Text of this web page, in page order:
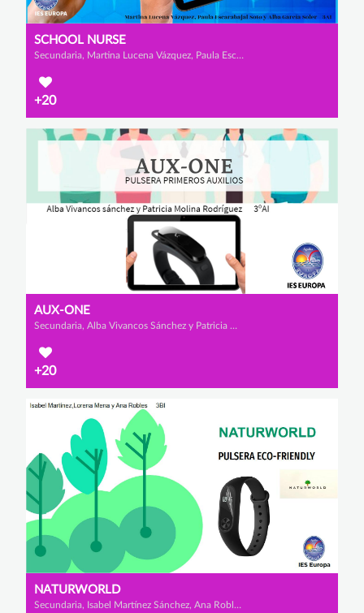
SCHOOL NURSE
Secundaria, Martina Lucena Vázquez, Paula Escarabajal Soto y Alba García Soler
+20
AUX-ONE
Secundaria, Alba Vivancos Sánchez y Patricia Molina Rodríguez
+20
NATURWORLD
Secundaria, Isabel Martínez Sánchez, Ana Robles Collado y Lorena Mena Gavilán